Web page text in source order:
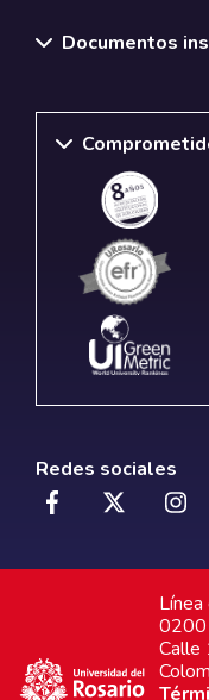
Documentos
Redes sociales
0200
Calle